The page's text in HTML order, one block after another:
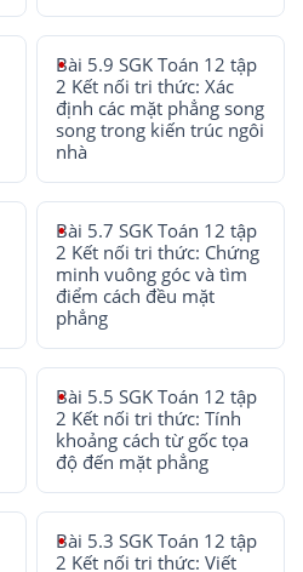
Bài 5.9 SGK Toán 12 tập
2 Kết nối tri thức: Xác
định các mặt phẳng song
song trong kiến trúc ngôi
nhà
Bài 5.7 SGK Toán 12 tập
2 Kết nối tri thức: Chứng
minh vuông góc và tìm
điểm cách đều mặt
phẳng
Bài 5.5 SGK Toán 12 tập
2 Kết nối tri thức: Tính
khoảng cách từ gốc tọa
độ đến mặt phẳng
Bài 5.3 SGK Toán 12 tập
2 Kết nối tri thức: Viết